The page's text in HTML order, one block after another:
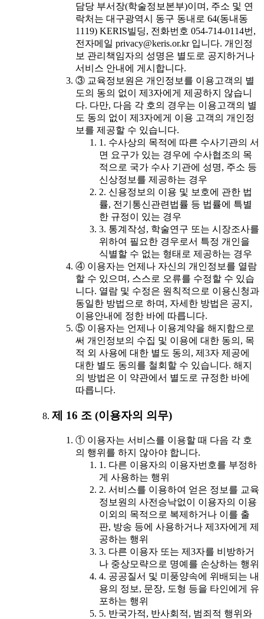
담당 부서장(학술정보본부)이며, 주소 및 연
락처는 대구광역시 동구 동내로 64(동내동
1119) KERIS빌딩, 전화번호 054-714-0114번,
전자메일 privacy@keris.or.kr 입니다. 개인정
보 관리책임자의 성명은 별도로 공지하거나
서비스 안내에 게시합니다.
③ 교육정보원은 개인정보를 이용고객의 별
도의 동의 없이 제3자에게 제공하지 않습니
다. 다만, 다음 각 호의 경우는 이용고객의 별
도 동의 없이 제3자에게 이용 고객의 개인정
보를 제공할 수 있습니다.
1. 수사상의 목적에 따른 수사기관의 서
면 요구가 있는 경우에 수사협조의 목
적으로 국가 수사 기관에 성명, 주소 등
신상정보를 제공하는 경우
2. 신용정보의 이용 및 보호에 관한 법
률, 전기통신관련법률 등 법률에 특별
한 규정이 있는 경우
3. 통계작성, 학술연구 또는 시장조사를
위하여 필요한 경우로서 특정 개인을
식별할 수 없는 형태로 제공하는 경우
④ 이용자는 언제나 자신의 개인정보를 열람
할 수 있으며, 스스로 오류를 수정할 수 있습
니다. 열람 및 수정은 원칙적으로 이용신청과
동일한 방법으로 하며, 자세한 방법은 공지,
이용안내에 정한 바에 따릅니다.
⑤ 이용자는 언제나 이용계약을 해지함으로
써 개인정보의 수집 및 이용에 대한 동의, 목
적 외 사용에 대한 별도 동의, 제3자 제공에
대한 별도 동의를 철회할 수 있습니다. 해지
의 방법은 이 약관에서 별도로 규정한 바에
따릅니다.
제 16 조 (이용자의 의무)
① 이용자는 서비스를 이용할 때 다음 각 호
의 행위를 하지 않아야 합니다.
1. 다른 이용자의 이용자번호를 부정하
게 사용하는 행위
2. 서비스를 이용하여 얻은 정보를 교육
정보원의 사전승낙없이 이용자의 이용
이외의 목적으로 복제하거나 이를 출
판, 방송 등에 사용하거나 제3자에게 제
공하는 행위
3. 다른 이용자 또는 제3자를 비방하거
나 중상모략으로 명예를 손상하는 행위
4. 공공질서 및 미풍양속에 위배되는 내
용의 정보, 문장, 도형 등을 타인에게 유
포하는 행위
5. 반국가적, 반사회적, 범죄적 행위와